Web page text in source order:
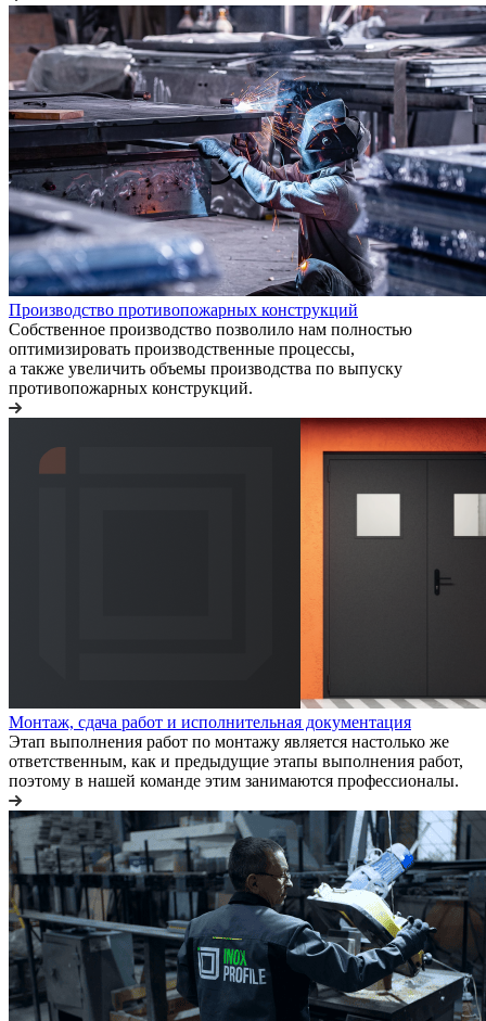
Производство противопожарных конструкций
Собственное производство позволило нам полностью
оптимизировать производственные процессы,
а также увеличить объемы производства по выпуску
противопожарных конструкций.
Монтаж, сдача работ и исполнительная документация
Этап выполнения работ по монтажу является настолько же
ответственным, как и предыдущие этапы выполнения работ,
поэтому в нашей команде этим занимаются профессионалы.